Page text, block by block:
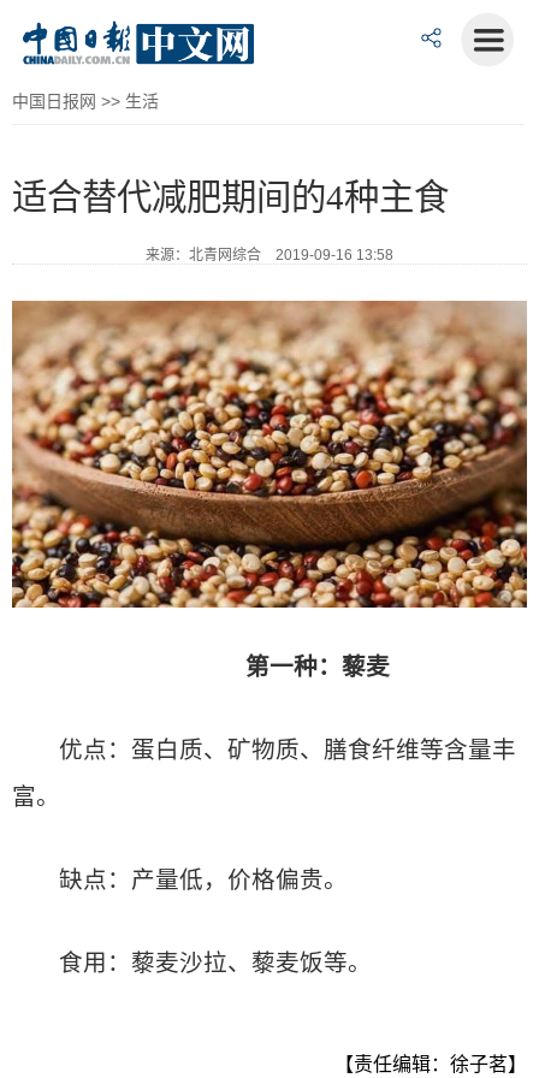
中国日报网 >> 生活
适合替代减肥期间的4种主食
来源：北青网综合 2019-09-16 13:58
第一种：藜麦
优点：蛋白质、矿物质、膳食纤维等含量丰
富。
缺点：产量低，价格偏贵。
食用：藜麦沙拉、藜麦饭等。
【责任编辑：徐子茗】